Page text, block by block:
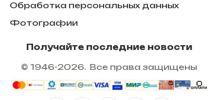
Обработка персональных данных
Фотографии
Получайте последние новости
© 1946-2026. Все права защищены